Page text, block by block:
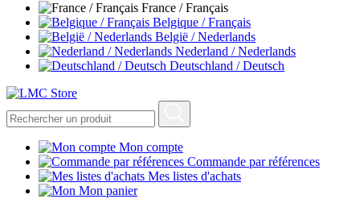
France / Français
Belgique / Français
België / Nederlands
Nederland / Nederlands
Deutschland / Deutsch
Mon compte
Commande par références
Mes listes d'achats
Mon panier